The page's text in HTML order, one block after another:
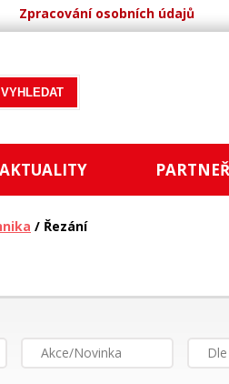
Zpracování osobních údajů
AKTUALITY
/ Řezání
Akce/Novinka